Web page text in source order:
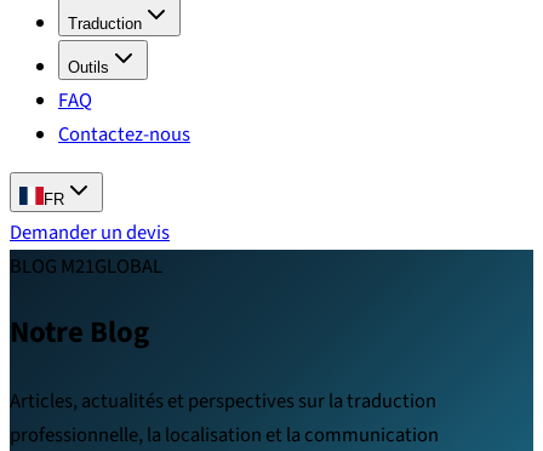
Traduction
Outils
FAQ
Contactez-nous
FR
Demander un devis
BLOG M21GLOBAL
Notre Blog
Articles, actualités et perspectives sur la traduction
professionnelle, la localisation et la communication